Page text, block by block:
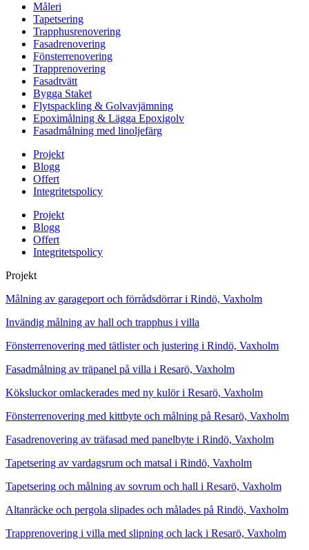
Måleri
Tapetsering
Trapphusrenovering
Fasadrenovering
Fönsterrenovering
Trapprenovering
Fasadtvätt
Bygga Staket
Flytspackling & Golvavjämning
Epoximålning & Lägga Epoxigolv
Fasadmålning med linoljefärg
Projekt
Blogg
Offert
Integritetspolicy
Projekt
Blogg
Offert
Integritetspolicy
Projekt
Målning av garageport och förrådsdörrar i Rindö, Vaxholm
Invändig målning av hall och trapphus i villa
Fönsterrenovering med tätlister och justering i Rindö, Vaxholm
Fasadmålning av träpanel på villa i Resarö, Vaxholm
Köksluckor omlackerades med ny kulör i Resarö, Vaxholm
Fönsterrenovering med kittbyte och målning på Resarö, Vaxholm
Fasadrenovering av träfasad med panelbyte i Rindö, Vaxholm
Tapetsering av vardagsrum och matsal i Rindö, Vaxholm
Tapetsering och målning av sovrum och hall i Resarö, Vaxholm
Altanräcke och pergola slipades och målades på Rindö, Vaxholm
Trapprenovering i villa med slipning och lack i Resarö, Vaxholm